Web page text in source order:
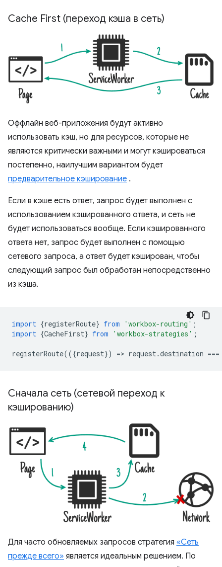
Cache First (переход кэша в сеть)
Оффлайн веб-приложения будут активно
использовать кэш, но для ресурсов, которые не
являются критически важными и могут кэшироваться
постепенно, наилучшим вариантом будет
предварительное кэширование .
Если в кэше есть ответ, запрос будет выполнен с
использованием кэшированного ответа, и сеть не
будет использоваться вообще. Если кэшированного
ответа нет, запрос будет выполнен с помощью
сетевого запроса, а ответ будет кэширован, чтобы
следующий запрос был обработан непосредственно
из кэша.
import {registerRoute} from 'workbox-routing' ;
import {CacheFirst} from 'workbox-strategies' ;
registerRoute(({request}) => request.destination ===
Сначала сеть (сетевой переход к
кэшированию)
Для часто обновляемых запросов стратегия «Сеть
прежде всего» является идеальным решением. По